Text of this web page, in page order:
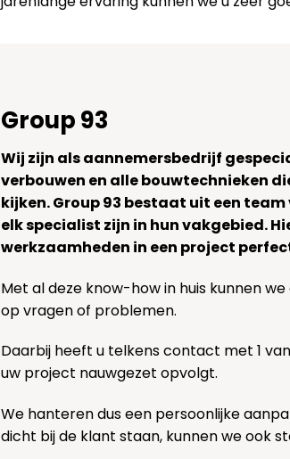
Group 93
Wij zijn als aannemersbedrijf
verbouwen en alle bouwtechnieken
kijken. Group 93 bestaat uit een
elk specialist zijn in hun vakgebied.
werkzaamheden in een project
Met al deze know-how in huis kunnen
op vragen of problemen.
Daarbij heeft u telkens contact met 1
uw project nauwgezet opvolgt.
We hanteren dus een persoonlijke
dicht bij de klant staan, kunnen we ook